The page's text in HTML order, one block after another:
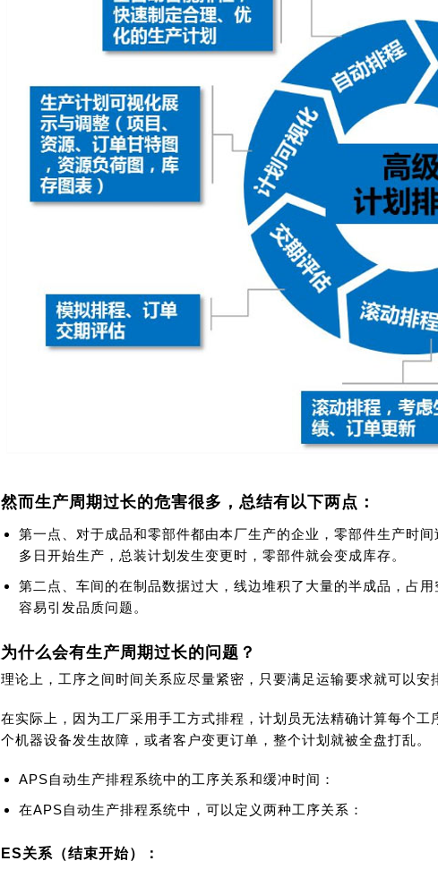
然而生产周期过长的危害很多，总结有以下两点：
第一点、对于成品和零部件都由本厂生产的企业，零部件生产时
多日开始生产，总装计划发生变更时，零部件就会变成库存。
第二点、车间的在制品数据过大，线边堆积了大量的半成品，占
容易引发品质问题。
为什么会有生产周期过长的问题？
理论上，工序之间时间关系应尽量紧密，只要满足运输要求就可以安
在实际上，因为工厂采用手工方式排程，计划员无法精确计算每个
个机器设备发生故障，或者客户变更订单，整个计划就被全盘打乱。
APS自动生产排程系统中的工序关系和缓冲时间：
在APS自动生产排程系统中，可以定义两种工序关系：
ES关系（结束开始）：